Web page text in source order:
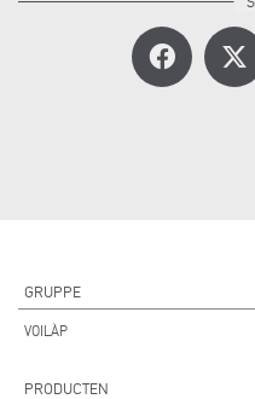
GRUPPE
VOILÀP
PRODUCTEN